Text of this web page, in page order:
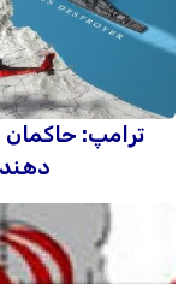
ترامپ: حاکمان